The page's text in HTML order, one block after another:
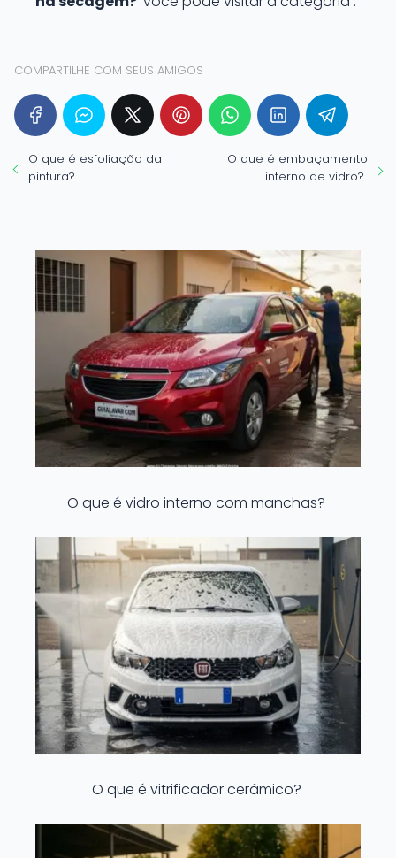
COMPARTILHE COM SEUS AMIGOS
O que é esfoliação da
pintura?
O que é embaçamento
interno de vidro?
O que é vidro interno com manchas?
O que é vitrificador cerâmico?